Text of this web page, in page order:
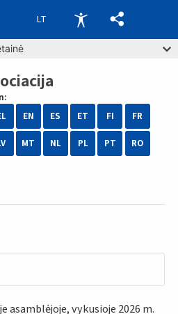
LT
EN ES ET FI FR
MT NL PL PT RO
asamblėjoje, vykusioje 2026 m.